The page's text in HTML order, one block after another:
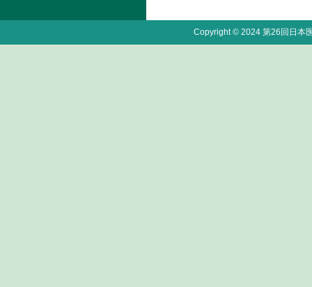
Copyright © 2024 第26回日本